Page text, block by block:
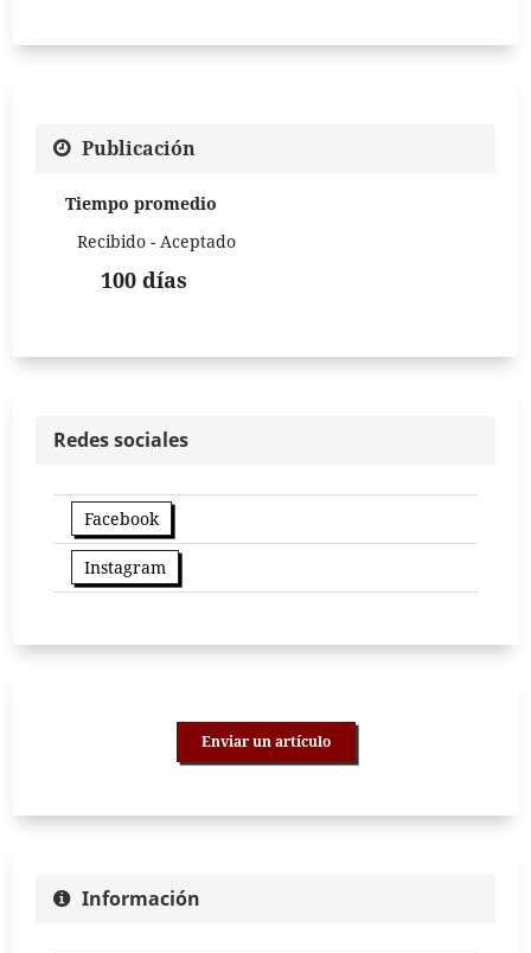
Publicación
Tiempo promedio
Recibido - Aceptado
100 días
Redes sociales
Facebook
Instagram
Enviar un artículo
Información